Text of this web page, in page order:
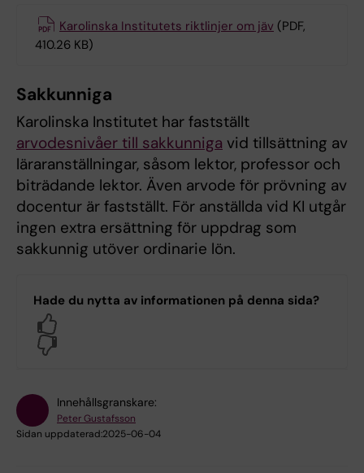
Karolinska Institutets riktlinjer om jäv (PDF,
410.26 KB)
Sakkunniga
Karolinska Institutet har fastställt
arvodesnivåer till sakkunniga vid tillsättning av
läraranställningar, såsom lektor, professor och
biträdande lektor. Även arvode för prövning av
docentur är fastställt. För anställda vid KI utgår
ingen extra ersättning för uppdrag som
sakkunnig utöver ordinarie lön.
Hade du nytta av informationen på denna sida?
Innehållsgranskare:
Peter Gustafsson
Sidan uppdaterad:2025-06-04